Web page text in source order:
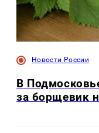
Новости России
В
за борщевик